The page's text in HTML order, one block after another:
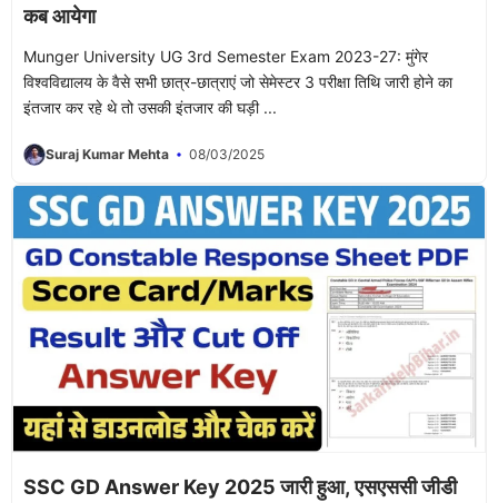
कब आयेगा
Munger University UG 3rd Semester Exam 2023-27: मुंगेर
विश्वविद्यालय के वैसे सभी छात्र-छात्राएं जो सेमेस्टर 3 परीक्षा तिथि जारी होने का
इंतजार कर रहे थे तो उसकी इंतजार की घड़ी ...
Suraj Kumar Mehta 08/03/2025
SSC GD Answer Key 2025 जारी हुआ, एसएससी जीडी